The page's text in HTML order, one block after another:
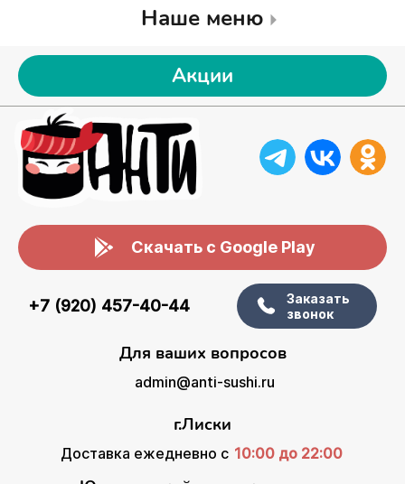
Наше меню
Акции
Скачать с Google Play
+7 (920) 457-40-44
Заказать
звонок
Для ваших вопросов
admin@anti-sushi.ru
г.Лиски
Доставка ежедневно с 10:00 до 22:00